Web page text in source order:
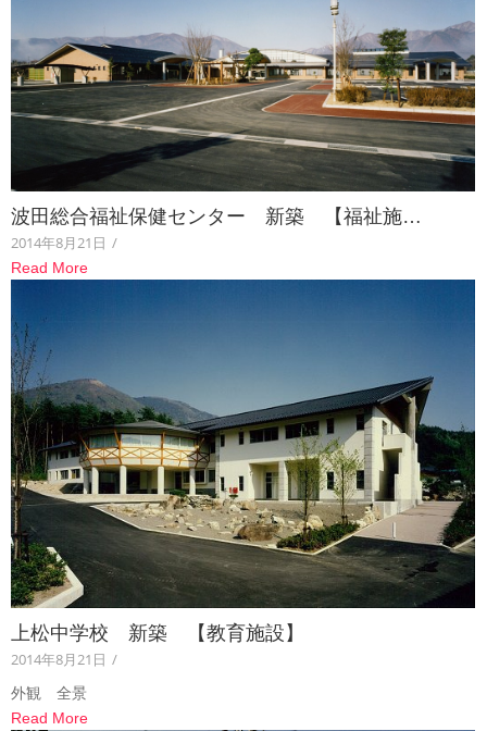
波田総合福祉保健センター 新築 【福祉施…
2014年8月21日 /
Read More
上松中学校 新築 【教育施設】
2014年8月21日 /
外観 全景
Read More